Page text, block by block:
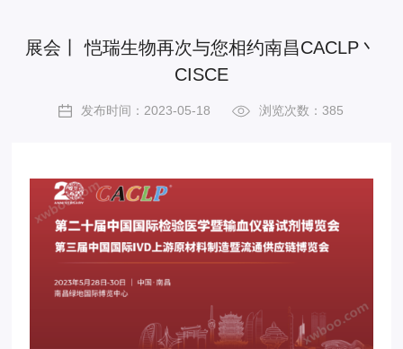
展会丨 恺瑞生物再次与您相约南昌CACLP丶
CISCE
发布时间：2023-05-18 浏览次数：385